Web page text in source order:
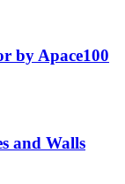
by Apace100
and Walls